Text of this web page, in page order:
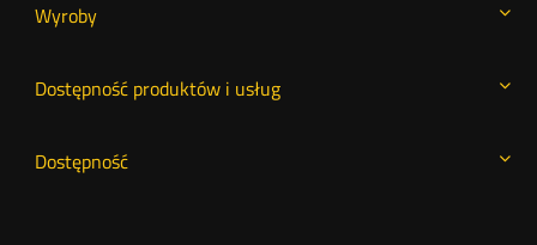
Wyroby
Dostępność produktów i usług
Dostępność